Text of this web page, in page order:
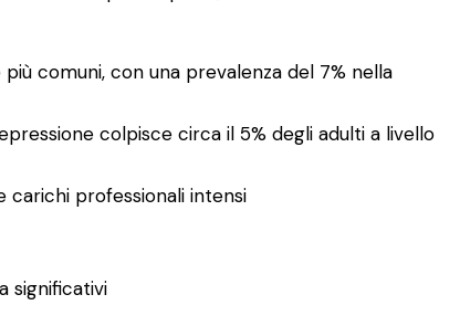
comuni, con una prevalenza del 7% nella
colpisce circa il 5% degli adulti a livello
professionali intensi
significativi